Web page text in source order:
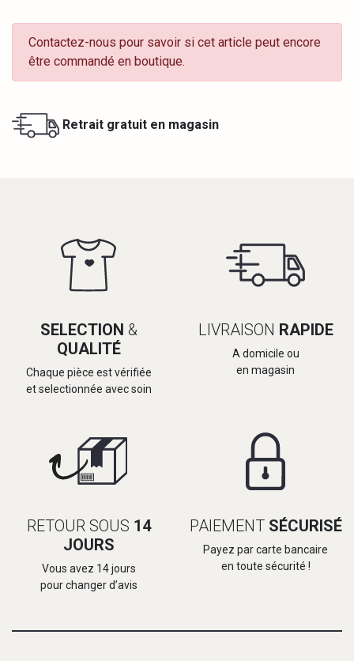
Contactez-nous pour savoir si cet article peut encore
être commandé en boutique.
Retrait gratuit en magasin
SELECTION &
QUALITÉ
Chaque pièce est vérifiée
et selectionnée avec soin
LIVRAISON RAPIDE
A domicile ou
en magasin
RETOUR SOUS 14
JOURS
Vous avez 14 jours
pour changer d’avis
PAIEMENT SÉCURISÉ
Payez par carte bancaire
en toute sécurité !